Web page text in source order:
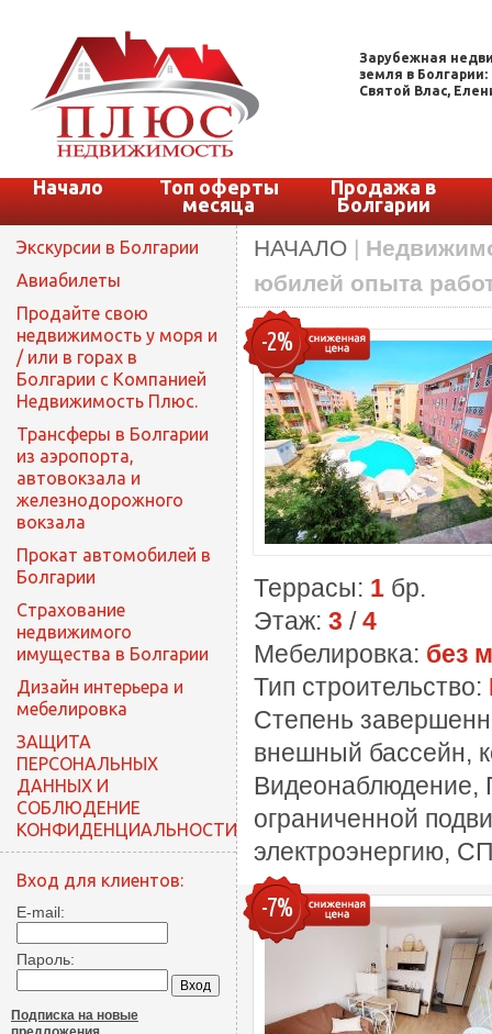
Зарубежная
земля в
Святой Влас,
Начало
Топ оферты
месяца
Продажа в
Болгарии
Экскурсии в Болгарии
Авиабилеты
Продайте свою
недвижимость у моря и
/ или в горах в
Болгарии с Компанией
Недвижимость Плюс.
Трансферы в Болгарии
из аэропорта,
автовокзала и
железнодорожного
вокзала
Прокат автомобилей в
Болгарии
Cтрахование
недвижимого
имущества в Болгарии
Дизайн интерьера и
мебелировка
ЗАЩИТА
ПЕРСОНАЛЬНЫХ
ДАННЫХ И
СОБЛЮДЕНИЕ
КОНФИДЕНЦИАЛЬНОСТИ
Вход для клиентов:
E-mail:
Пароль:
Подписка на новые
НАЧАЛО |
юбилей опыта
-2%
Террасы: 1 бр.
Этаж: 3 /4
Мебелировка: без
Тип строительство:
Степень
внешный бассейн,
Видеонаблюдение,
ограниченной
электроэнергию,
-7%